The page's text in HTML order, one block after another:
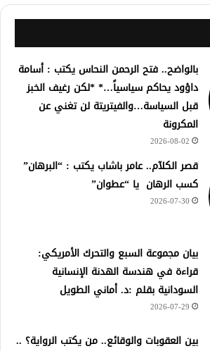
بالواضح.. فتح الرحمن النحاس يكتب : أسامة
داؤود يحاكم سياسياً…* *لكن رغيف الخبز
قبل السياسة…والفيتريتة لن تغني عن
المكرونة
2026-08-02
قصر الكلآم.. عامر باشاب يكتب : “البرهان”
كسب الرهان يا “عطوان”
2026-07-30
بيان مجموعة السبع والتحرك الأمريكي:
قراءة في هندسة الهدنة الإنسانية
السودانية بقلم :د. أماني الطويل
2026-07-29
بين العقوبات والوقائع.. من يكتب الرواية؟ ..